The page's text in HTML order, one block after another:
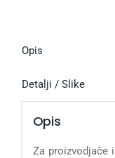
Opis
Detalji / Slike
Opis
Za proizvodjače